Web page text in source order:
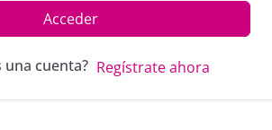
Acceder
una cuenta? Regístrate ahora